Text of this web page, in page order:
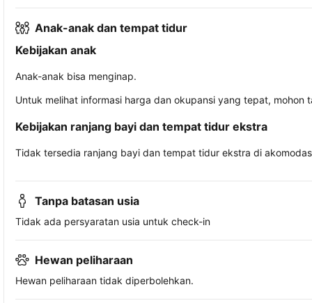
Anak-anak dan tempat tidur
Kebijakan anak
Anak-anak bisa menginap.
Untuk melihat informasi harga dan okupansi yang tepat,
Kebijakan ranjang bayi dan tempat tidur ekstra
Tidak tersedia ranjang bayi dan tempat tidur ekstra di
Tanpa batasan usia
Tidak ada persyaratan usia untuk check-in
Hewan peliharaan
Hewan peliharaan tidak diperbolehkan.